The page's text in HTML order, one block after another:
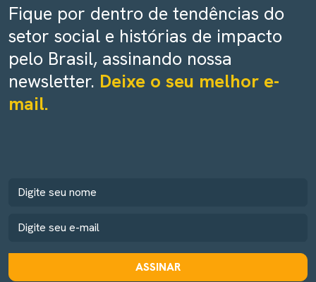
Fique por dentro de tendências do
setor social e histórias de impacto
pelo Brasil, assinando nossa
newsletter. Deixe o seu melhor e-
mail.
ASSINAR